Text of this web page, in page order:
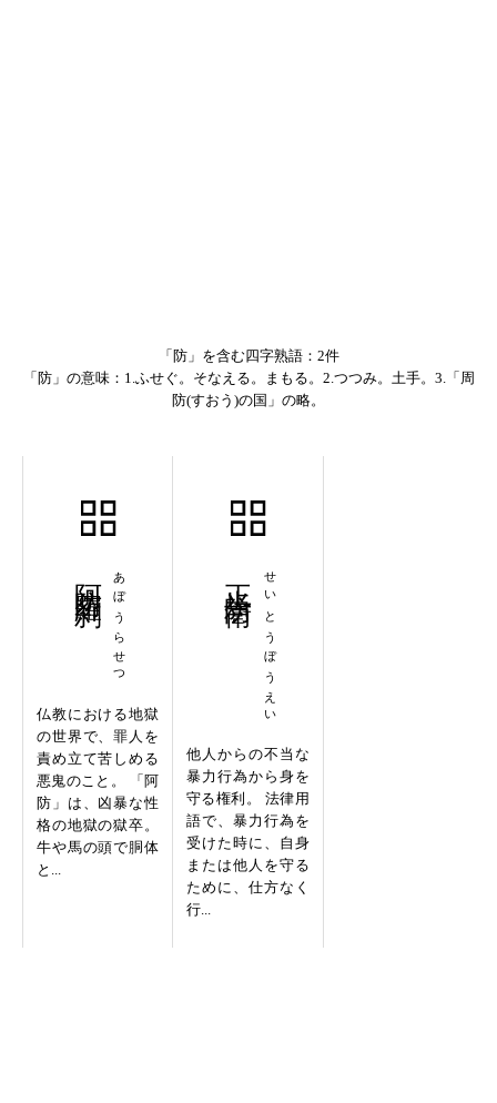
「防」を含む四字熟語：2件
「防」の意味：1.ふせぐ。そなえる。まもる。2.つつみ。土手。3.「周
防(すおう)の国」の略。
あぼうらせつ
仏教における地獄
の世界で、罪人を
責め立て苦しめる
悪鬼のこと。 「阿
防」は、凶暴な性
格の地獄の獄卒。
牛や馬の頭で胴体
と...
せいとうぼうえい
他人からの不当な
暴力行為から身を
守る権利。 法律用
語で、暴力行為を
受けた時に、自身
または他人を守る
ために、仕方なく
行...